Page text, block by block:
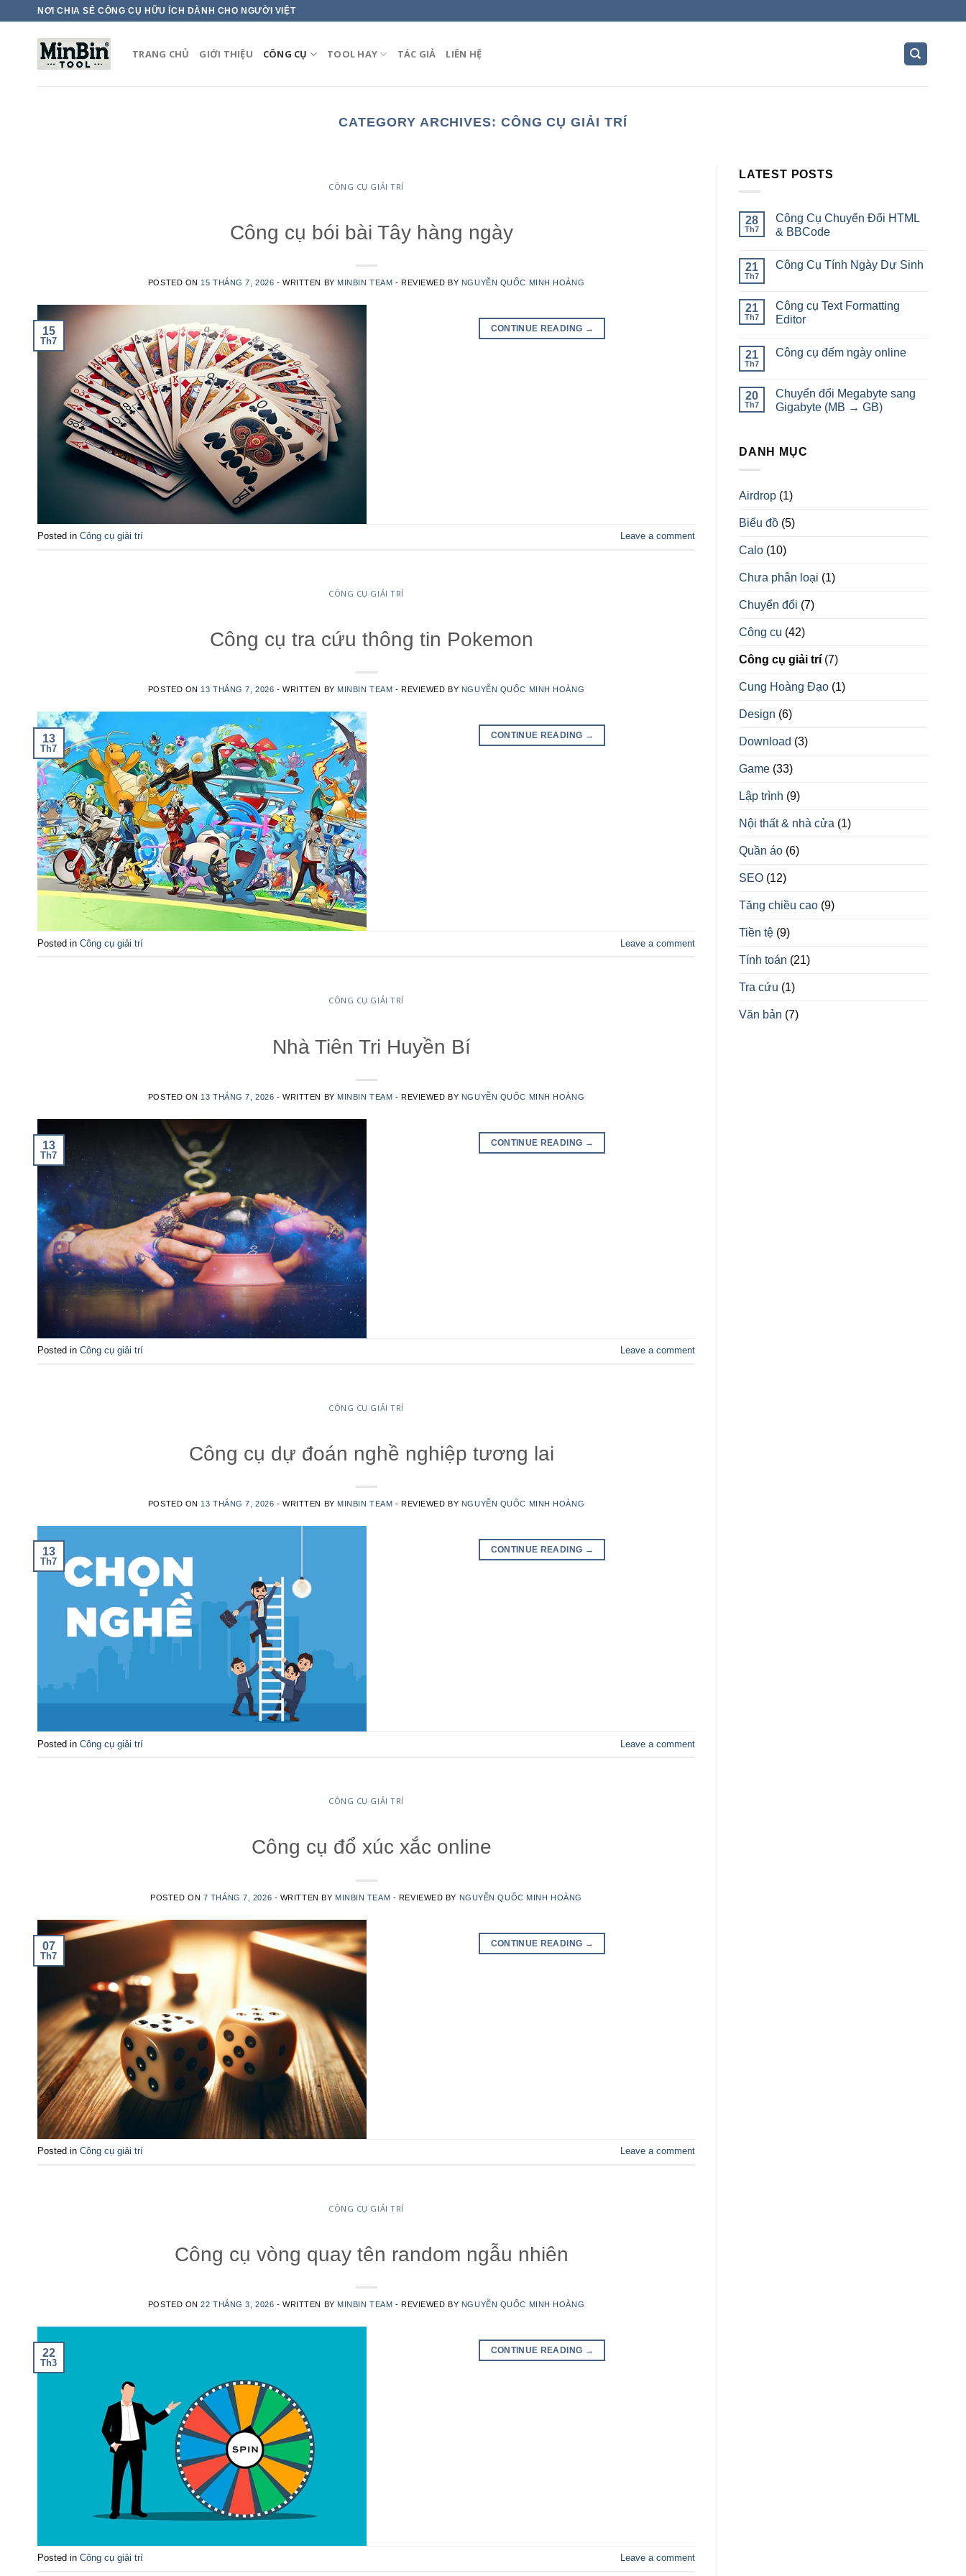
to
content
NƠI CHIA SẺ CÔNG CỤ HỮU ÍCH DÀNH CHO NGƯỜI VIỆT
TRANG CHỦ GIỚI THIỆU CÔNG CỤ TOOL HAY TÁC GIẢ LIÊN HỆ
CATEGORY ARCHIVES: CÔNG CỤ GIẢI TRÍ
CÔNG CỤ GIẢI TRÍ
Công cụ bói bài Tây hàng ngày
POSTED ON 15 THÁNG 7, 2026 - WRITTEN BY MINBIN TEAM - REVIEWED BY NGUYỄN QUỐC MINH HOÀNG
15
Th7
CONTINUE READING →
Posted in Công cụ giải trí Leave a comment
CÔNG CỤ GIẢI TRÍ
Công cụ tra cứu thông tin Pokemon
POSTED ON 13 THÁNG 7, 2026 - WRITTEN BY MINBIN TEAM - REVIEWED BY NGUYỄN QUỐC MINH HOÀNG
13
Th7
CONTINUE READING →
Posted in Công cụ giải trí Leave a comment
CÔNG CỤ GIẢI TRÍ
Nhà Tiên Tri Huyền Bí
POSTED ON 13 THÁNG 7, 2026 - WRITTEN BY MINBIN TEAM - REVIEWED BY NGUYỄN QUỐC MINH HOÀNG
13
Th7
CONTINUE READING →
Posted in Công cụ giải trí Leave a comment
CÔNG CỤ GIẢI TRÍ
Công cụ dự đoán nghề nghiệp tương lai
POSTED ON 13 THÁNG 7, 2026 - WRITTEN BY MINBIN TEAM - REVIEWED BY NGUYỄN QUỐC MINH HOÀNG
13
Th7
CONTINUE READING →
Posted in Công cụ giải trí Leave a comment
CÔNG CỤ GIẢI TRÍ
Công cụ đổ xúc xắc online
POSTED ON 7 THÁNG 7, 2026 - WRITTEN BY MINBIN TEAM - REVIEWED BY NGUYỄN QUỐC MINH HOÀNG
07
Th7
CONTINUE READING →
Posted in Công cụ giải trí Leave a comment
CÔNG CỤ GIẢI TRÍ
Công cụ vòng quay tên random ngẫu nhiên
POSTED ON22 THÁNG 3, 2026 - WRITTEN BY MINBIN TEAM - REVIEWED BY NGUYỄN QUỐC MINH HOÀNG
22
Th3
CONTINUE READING →
Posted in Công cụ giải trí Leave a comment
LATEST POSTS
28
Th7
Công Cụ Chuyển Đổi HTML
& BBCode
21
Th7
Công Cụ Tính Ngày Dự Sinh
21
Th7
Công cụ Text Formatting
Editor
21
Th7
Công cụ đếm ngày online
20
Th7
Chuyển đổi Megabyte sang
Gigabyte (MB → GB)
DANH MỤC
Airdrop (1)
Biểu đồ (5)
Calo (10)
Chưa phân loại (1)
Chuyển đổi (7)
Công cụ (42)
Công cụ giải trí (7)
Cung Hoàng Đạo (1)
Design (6)
Download (3)
Game (33)
Lập trình (9)
Nội thất & nhà cửa (1)
Quần áo (6)
SEO (12)
Tăng chiều cao (9)
Tiền tệ (9)
Tính toán (21)
Tra cứu (1)
Văn bản (7)